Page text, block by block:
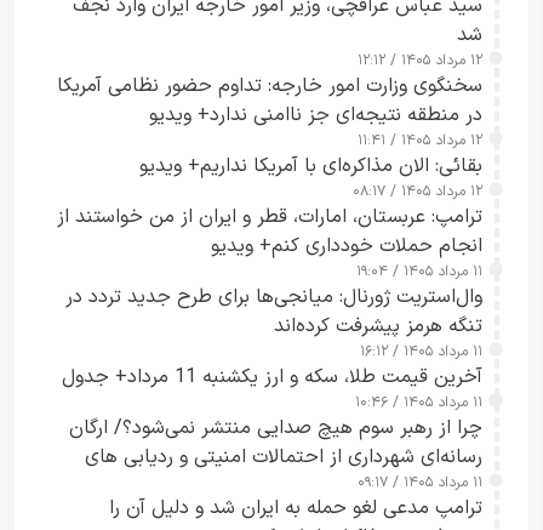
سید عباس عراقچی، وزیر امور خارجه ایران وارد نجف
شد
۱۲ مرداد ۱۴۰۵ / ۱۲:۱۲
سخنگوی وزارت امور خارجه: تداوم حضور نظامی آمریکا
در منطقه نتیجه‌ای جز ناامنی ندارد+ ویدیو
۱۲ مرداد ۱۴۰۵ / ۱۱:۴۱
بقائی: الان مذاکره‌ای با آمریکا نداریم+ ویدیو
۱۲ مرداد ۱۴۰۵ / ۰۸:۱۷
ترامپ: عربستان، امارات، قطر و ایران از من خواستند از
انجام حملات خودداری کنم+ ویدیو
۱۱ مرداد ۱۴۰۵ / ۱۹:۰۴
وال‌استریت ژورنال: میانجی‌ها برای طرح جدید تردد در
تنگه هرمز پیشرفت کرده‌اند
۱۱ مرداد ۱۴۰۵ / ۱۶:۱۲
آخرین قیمت طلا، سکه و ارز یکشنبه 11 مرداد+ جدول
۱۱ مرداد ۱۴۰۵ / ۱۰:۴۶
چرا از رهبر سوم هیچ صدایی منتشر نمی‌شود؟/ ارگان
رسانه‌ای شهرداری از احتمالات امنیتی و ردیابی های
جاسوسی گفت
۱۱ مرداد ۱۴۰۵ / ۰۹:۱۷
ترامپ مدعی لغو حمله به ایران شد و دلیل آن را